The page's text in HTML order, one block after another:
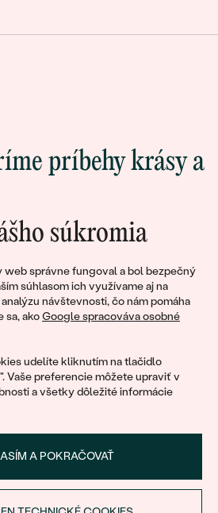
súkromia
web správne fungoval a bol bezpečný
súhlasom ich využívame aj na
návštevnosti, čo nám pomáha
sa, akoGoogle spracováva osobné
udelíte kliknutím na tlačidlo
Vaše preferencie môžete upraviť v
a všetky dôležité informácie
A POKRAČOVAŤ
príbehy krásy a